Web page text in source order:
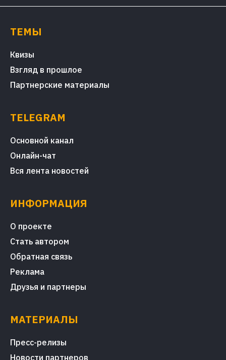
ТЕМЫ
Квизы
Взгляд в прошлое
Партнерские материалы
TELEGRAM
Основной канал
Онлайн-чат
Вся лента новостей
ИНФОРМАЦИЯ
О проекте
Стать автором
Обратная связь
Реклама
Друзья и партнеры
МАТЕРИАЛЫ
Пресс-релизы
Новости партнеров